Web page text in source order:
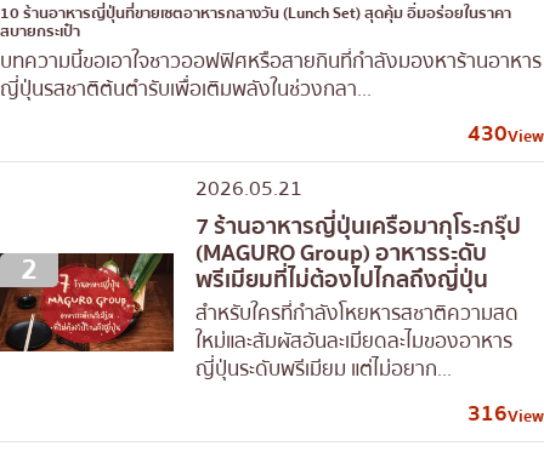
10 ร้านอาหารญี่ปุ่นที่ขายเซตอาหารกลางวัน (Lunch Set) สุดคุ้ม อิ่มอร่อยในราคา
สบายกระเป๋า
บทความนี้ขอเอาใจชาวออฟฟิศหรือสายกินที่กำลังมองหาร้านอาหาร
ญี่ปุ่นรสชาติต้นตำรับเพื่อเติมพลังในช่วงกลา...
430View
2
2026.05.21
7 ร้านอาหารญี่ปุ่นเครือมากุโระกรุ๊ป
(MAGURO Group) อาหารระดับ
พรีเมียมที่ไม่ต้องไปไกลถึงญี่ปุ่น
สำหรับใครที่กำลังโหยหารสชาติความสด
ใหม่และสัมผัสอันละเมียดละไมของอาหาร
ญี่ปุ่นระดับพรีเมียม แต่ไม่อยาก...
316View